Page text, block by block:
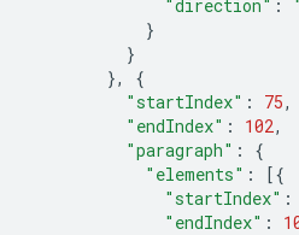
"direction" :
}
}
},
{
"startIndex" : 75,
"endIndex" : 102,
"paragraph" :
{
"elements" :
[{
"startIndex" :
"endIndex" :